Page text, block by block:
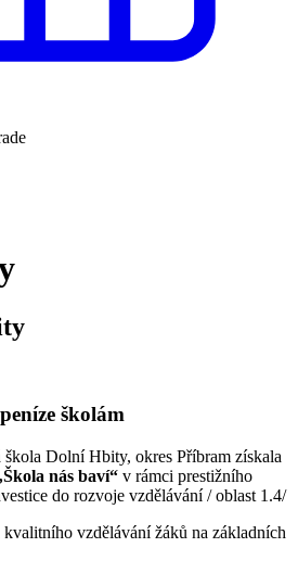
školám
škola Dolní Hbity, okres Příbram získala
nás baví“ v rámci prestižního
do rozvoje vzdělávání / oblast 1.4/
vzdělávání žáků na základních